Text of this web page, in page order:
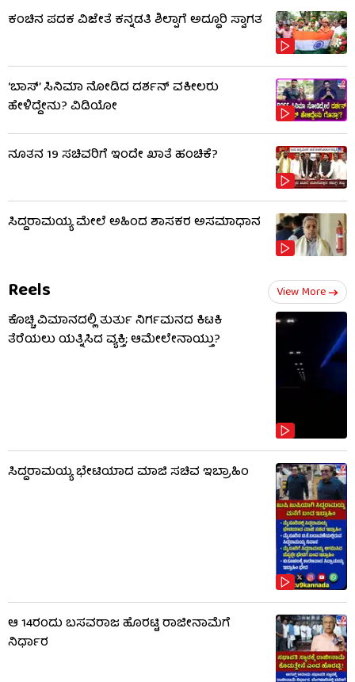
ಕಂಚಿನ ಪದಕ ವಿಜೇತೆ ಕನ್ನಡತಿ ಶಿಲ್ಪಾಗೆ ಅದ್ಧೂರಿ ಸ್ವಾಗತ
‘ಬಾಸ್’ ಸಿನಿಮಾ ನೋಡಿದ ದರ್ಶನ್ ವಕೀಲರು
ಹೇಳಿದ್ದೇನು? ವಿಡಿಯೋ
ನೂತನ 19 ಸಚಿವರಿಗೆ ಇಂದೇ ಖಾತೆ ಹಂಚಿಕೆ?
ಸಿದ್ದರಾಮಯ್ಯ ಮೇಲೆ ಅಹಿಂದ ಶಾಸಕರ ಅಸಮಾಧಾನ
Reels View More
ಕೊಚ್ಚಿ ವಿಮಾನದಲ್ಲಿ ತುರ್ತು ನಿರ್ಗಮನದ ಕಿಟಕಿ
ತೆರೆಯಲು ಯತ್ನಿಸಿದ ವ್ಯಕ್ತಿ; ಆಮೇಲೇನಾಯ್ತು?
ಸಿದ್ದರಾಮಯ್ಯ ಭೇಟಿಯಾದ ಮಾಜಿ ಸಚಿವ ಇಬ್ರಾಹಿಂ
ಆ 14ರಂದು ಬಸವರಾಜ ಹೊರಟ್ಟಿ ರಾಜೀನಾಮೆಗೆ
ನಿರ್ಧಾರ